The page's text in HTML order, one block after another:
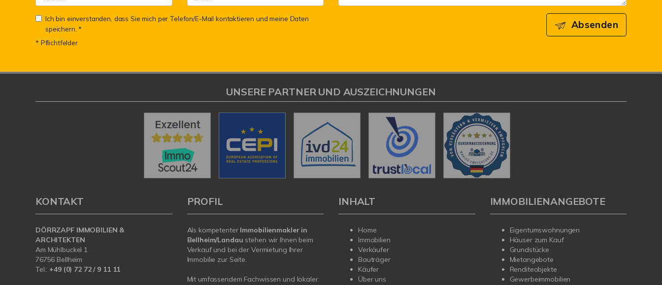
Ich bin einverstanden, dass Sie mich per Telefon/E-Mail kontaktieren und meine Daten
speichern. *
* Pflichtfelder
Absenden
UNSERE PARTNER UND AUSZEICHNUNGEN
KONTAKT
DÖRRZAPF IMMOBILIEN &
ARCHITEKTEN
Am Mühlbuckel 1
76756 Bellheim
Tel.: +49 (0) 72 72 / 9 11 11
PROFIL
Als kompetenter Immobilienmakler in
Bellheim/Landau stehen wir Ihnen beim
Verkauf und bei der Vermietung Ihrer
Immobilie zur Seite.
Mit umfassendem Fachwissen und lokaler
INHALT
Home
Immobilien
Verkäufer
Bauträger
Käufer
Über uns
IMMOBILIENANGEBOTE
Eigentumswohnungen
Häuser zum Kauf
Grundstücke
Mietangebote
Renditeobjekte
Gewerbeimmobilien